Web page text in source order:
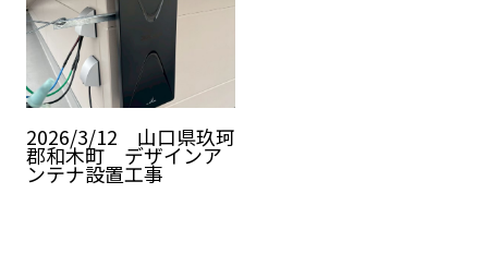
2026/3/12 山口県玖珂
郡和木町 デザインア
ンテナ設置工事